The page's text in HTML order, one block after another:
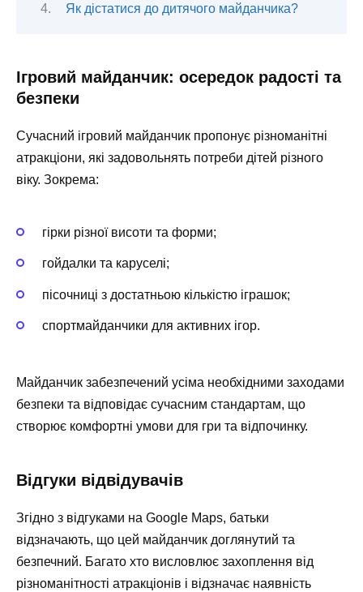
Як дістатися до дитячого майданчика?
Ігровий майданчик: осередок радості та
безпеки
Сучасний ігровий майданчик пропонує різноманітні
атракціони, які задовольнять потреби дітей різного
віку. Зокрема:
гірки різної висоти та форми;
гойдалки та каруселі;
пісочниці з достатньою кількістю іграшок;
спортмайданчики для активних ігор.
Майданчик забезпечений усіма необхідними заходами
безпеки та відповідає сучасним стандартам, що
створює комфортні умови для гри та відпочинку.
Відгуки відвідувачів
Згідно з відгуками на Google Maps, батьки
відзначають, що цей майданчик доглянутий та
безпечний. Багато хто висловлює захоплення від
різноманітності атракціонів і відзначає наявність